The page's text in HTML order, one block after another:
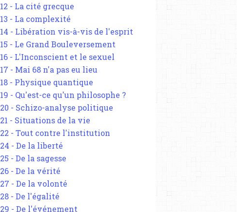
12 - La cité grecque
13 - La complexité
14 - Libération vis-à-vis de l'esprit
15 - Le Grand Bouleversement
16 - L'Inconscient et le sexuel
17 - Mai 68 n'a pas eu lieu
18 - Physique quantique
19 - Qu'est-ce qu'un philosophe ?
20 - Schizo-analyse politique
21 - Situations de la vie
22 - Tout contre l'institution
24 - De la liberté
25 - De la sagesse
26 - De la vérité
27 - De la volonté
28 - De l'égalité
29 - De l'événement